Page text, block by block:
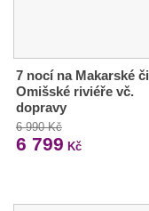
7 nocí na Makarské či
Omišské riviéře vč.
dopravy
6 990 Kč
6 799 Kč